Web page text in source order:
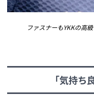
ファスナーもYKKの高
「気持ち